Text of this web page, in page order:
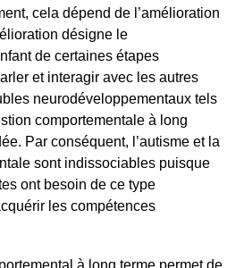
cela dépend de l’amélioration
désigne le
de certaines étapes
et interagir avec les autres
neurodéveloppementaux tels
comportementale à long
Par conséquent, l’autisme et la
sont indissociables puisque
ont besoin de ce type
les compétences
à long terme permet de